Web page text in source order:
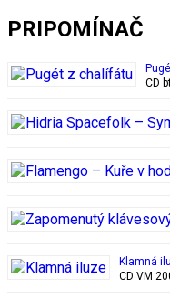
PRIPOMÍNAČ
CD
Klamná
CD VM